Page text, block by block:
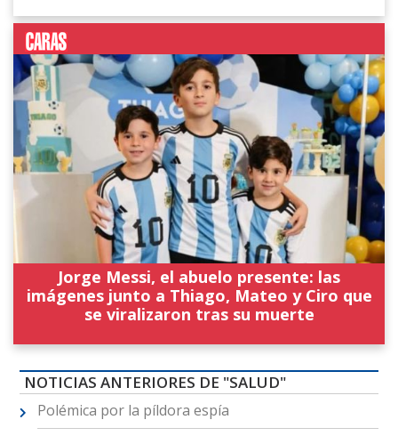
Jorge Messi, el abuelo presente: las
imágenes junto a Thiago, Mateo y Ciro que
se viralizaron tras su muerte
NOTICIAS ANTERIORES DE "SALUD"
Polémica por la píldora espía